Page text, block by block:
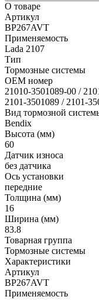
О товаре
Артикул
BP267AVT
Применяемость
Lada 2107
Тип
Тормозные системы
OEM номер
21010-3501089-00 /
2101-3501089 / 2101-
Вид тормозной
Bendix
Высота (мм)
60
Датчик износа
без датчика
Ось установки
передние
Толщина (мм)
16
Ширина (мм)
83.8
Товарная группа
Тормозные системы
Характеристики
Артикул
BP267AVT
Применяемость